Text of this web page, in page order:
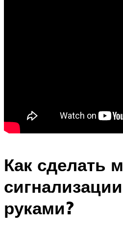
Как сделать
руками?